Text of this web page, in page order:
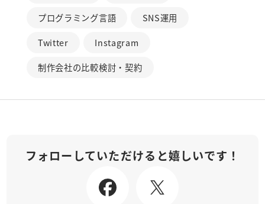
プログラミング言語
SNS運用
Twitter
Instagram
制作会社の比較検討・契約
フォローしていただけると嬉しいです！